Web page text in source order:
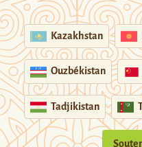
Kazakhstan
Ouzbékistan
Tadjikistan